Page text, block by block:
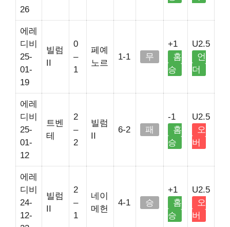
26
에레
디비
25-
01-
19
빌럼
II
0
–
1
페예
노르
1-1 무
+1
홈
승
U2.5
언
더
에레
디비
25-
01-
12
트벤
테
2
–
2
빌럼
II
6-2 패
-1
홈
승
U2.5
오
버
에레
디비
24-
12-
빌럼
II
2
–
1
네이
메헌
4-1 승
+1
홈
승
U2.5
오
버